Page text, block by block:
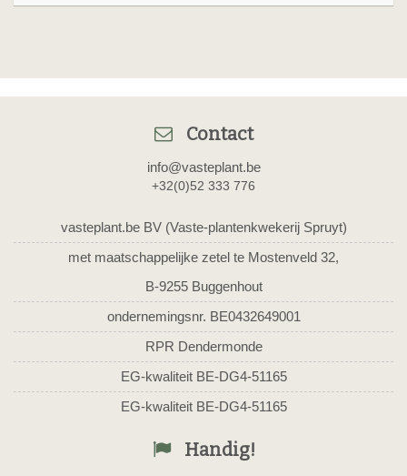
Contact
info@vasteplant.be
+32(0)52 333 776
vasteplant.be BV (Vaste-plantenkwekerij Spruyt)
met maatschappelijke zetel te Mostenveld 32,
B-9255 Buggenhout
ondernemingsnr. BE0432649001
RPR Dendermonde
EG-kwaliteit BE-DG4-51165
EG-kwaliteit BE-DG4-51165
Handig!